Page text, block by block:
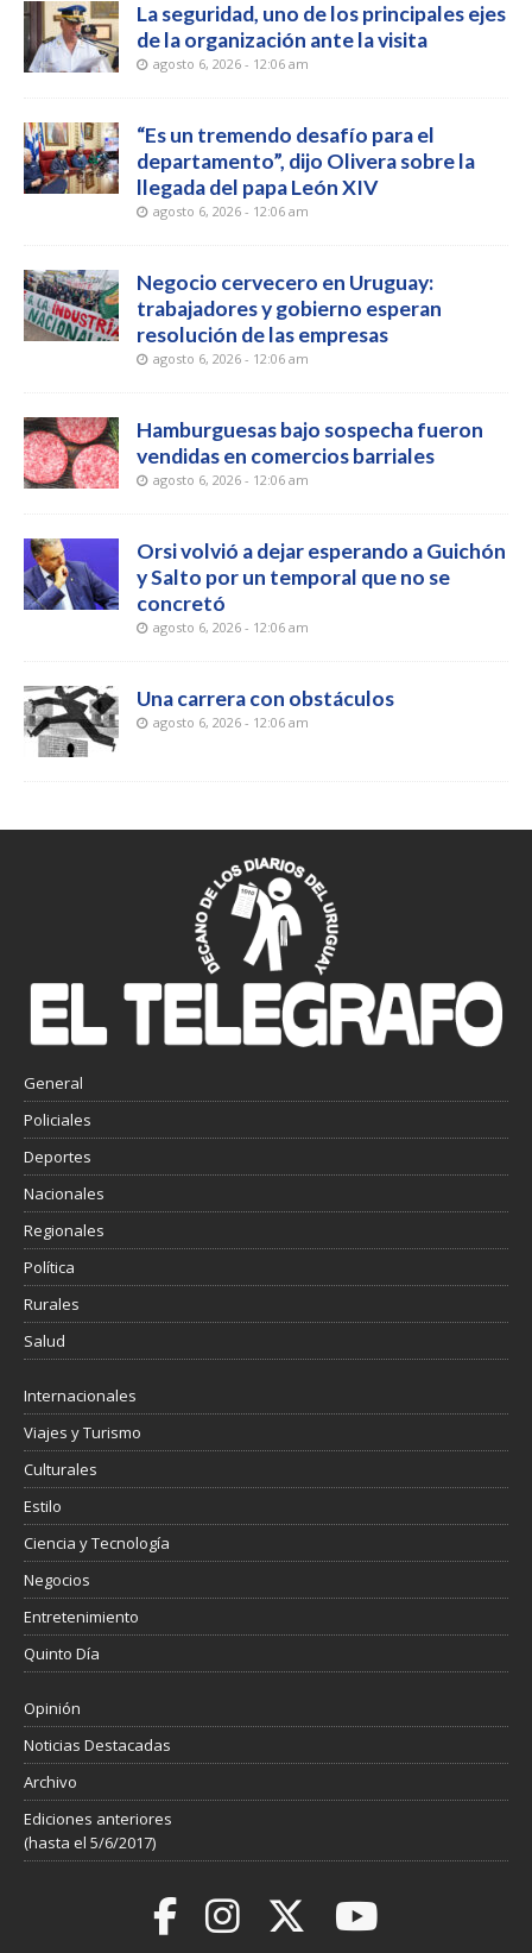
La seguridad, uno de los principales ejes
de la organización ante la visita
agosto 6, 2026 - 12:06 am
“Es un tremendo desafío para el
departamento”, dijo Olivera sobre la
llegada del papa León XIV
agosto 6, 2026 - 12:06 am
Negocio cervecero en Uruguay:
trabajadores y gobierno esperan
resolución de las empresas
agosto 6, 2026 - 12:06 am
Hamburguesas bajo sospecha fueron
vendidas en comercios barriales
agosto 6, 2026 - 12:06 am
Orsi volvió a dejar esperando a Guichón
y Salto por un temporal que no se
concretó
agosto 6, 2026 - 12:06 am
Una carrera con obstáculos
agosto 6, 2026 - 12:06 am
General
Policiales
Deportes
Nacionales
Regionales
Política
Rurales
Salud
Internacionales
Viajes y Turismo
Culturales
Estilo
Ciencia y Tecnología
Negocios
Entretenimiento
Quinto Día
Opinión
Noticias Destacadas
Archivo
Ediciones anteriores
(hasta el 5/6/2017)